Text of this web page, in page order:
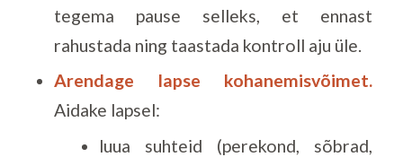
tegema pause selleks, et ennast
rahustada ning taastada kontroll aju üle.
Arendage lapse kohanemisvõimet.
Aidake lapsel:
luua suhteid (perekond, sõbrad,